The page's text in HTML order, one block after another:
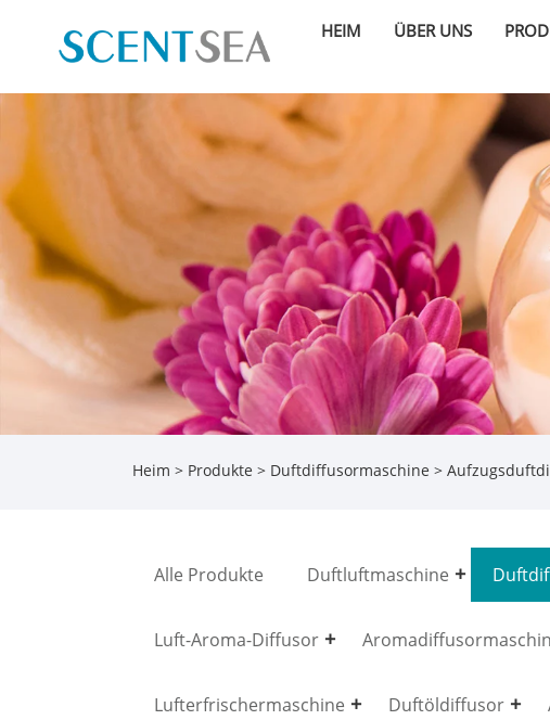
HEIM ÜBER UNS
Heim > Produkte > Duftdiffusormaschine >
Alle Produkte Duftluftmaschine
Luft-Aroma-Diffusor
Lufterfrischermaschine Duftöldiffusor